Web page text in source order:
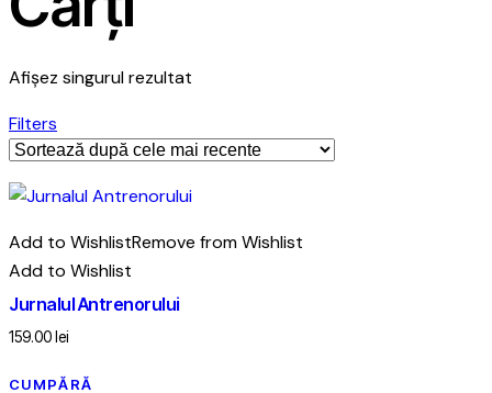
Afișez singurul rezultat
Filters
Add to WishlistRemove from Wishlist
Add to Wishlist
Jurnalul Antrenorului
159.00 lei
CUMPĂRĂ